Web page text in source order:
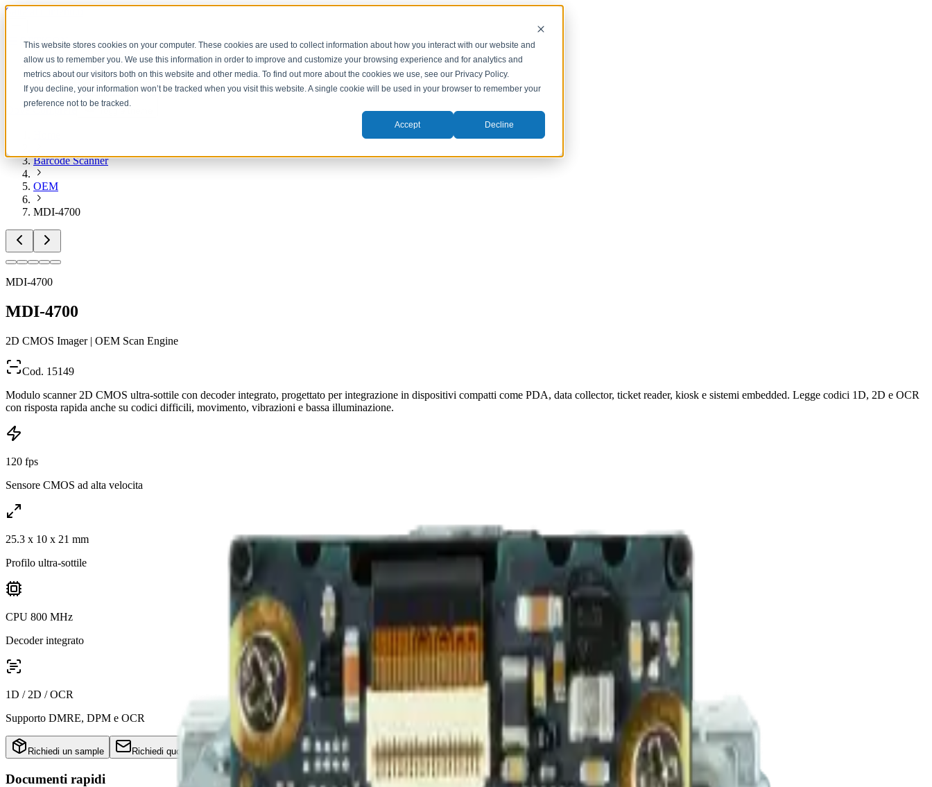
This website stores cookies on your computer. These cookies are used to collect information about how you interact with our website and
allow us to remember you. We use this information in order to improve and customize your browsing experience and for analytics and
metrics about our visitors both on this website and other media. To find out more about the cookies we use, see our Privacy Policy.
If you decline, your information won’t be tracked when you visit this website. A single cookie will be used in your browser to remember your
preference not to be tracked.
Accept Decline
Salta al contenuto
OPTICON
Barcode Scanner
Etichette Elettroniche
Dove Comprare
Barcode Scanner
OEM
MDI-4700
MDI-4700
MDI-4700
2D CMOS Imager | OEM Scan Engine
Cod. 15149
Modulo scanner 2D CMOS ultra-sottile con decoder integrato, progettato per integrazione in dispositivi compatti come PDA, data collector, ticket reader, kiosk e sistemi embedded. Legge codici 1D, 2D e OCR
con risposta rapida anche su codici difficili, movimento, vibrazioni e bassa illuminazione.
120 fps
Sensore CMOS ad alta velocita
25.3 x 10 x 21 mm
Profilo ultra-sottile
CPU 800 MHz
Decoder integrato
1D / 2D / OCR
Supporto DMRE, DPM e OCR
Richiedi un sample Richiedi quotazione
Documenti rapidi